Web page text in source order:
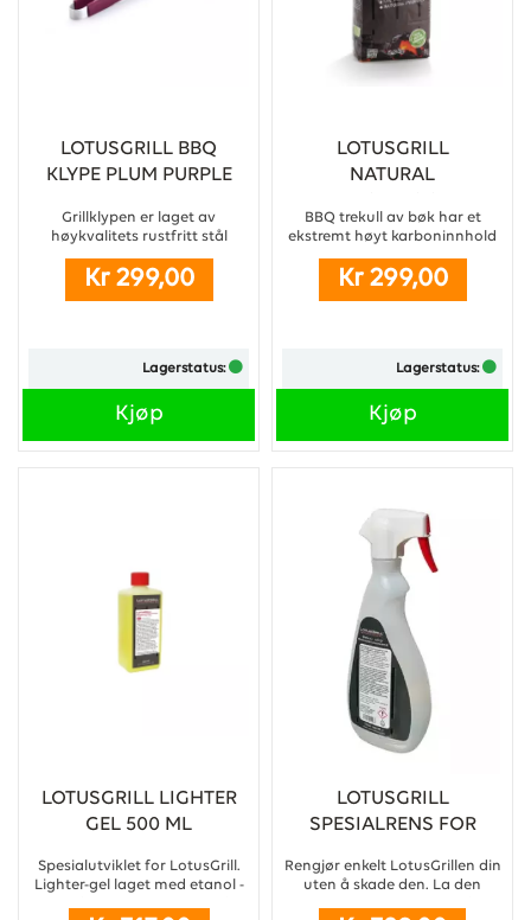
LOTUSGRILL BBQ
KLYPE PLUM PURPLE
Grillklypen er laget av
høykvalitets rustfritt stål
dekket med varmebestandig
silikon (tåler opptil 250°C).
Kr 299,00
Lagerstatus:
Kjøp
LOTUSGRILL
NATURAL
CHARCOAL 2,5 KG IN
BBQ trekull av bøk har et
ekstremt høyt karboninnhold
og brutto brennverdi, noe som
betyr at det tenner spesielt
raskt og brenner varmere og
Kr 299,00
Lagerstatus:
Kjøp
LOTUSGRILL LIGHTER
GEL 500 ML
Spesialutviklet for LotusGrill.
Lighter-gel laget med etanol -
LOTUSGRILL
SPESIALRENS FOR
Rengjør enkelt LotusGrillen din
uten å skade den. La den